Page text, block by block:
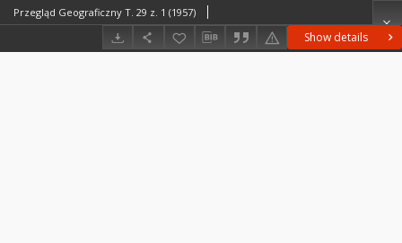
Show details
Przegląd Geograficzny T. 29 z. 1 (1957)